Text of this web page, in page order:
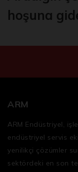
hoşuna
ARM
ARM Endüstriyel,
endüstriyel servis
yenilikçi çözümler
sektördeki en son